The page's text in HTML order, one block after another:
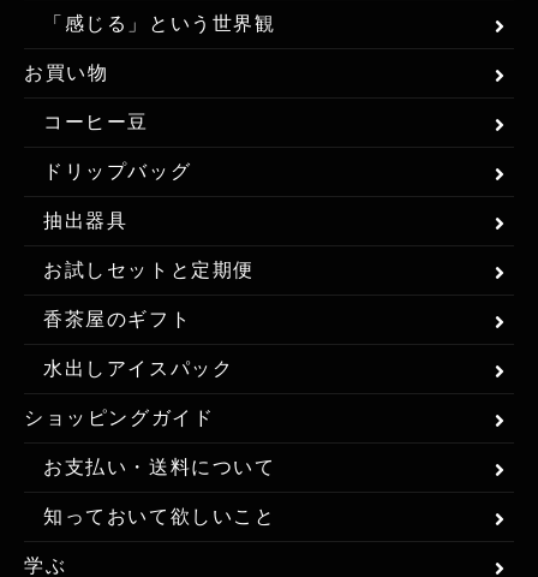
「感じる」という世界観
お買い物
コーヒー豆
ドリップバッグ
抽出器具
お試しセットと定期便
香茶屋のギフト
水出しアイスパック
ショッピングガイド
お支払い・送料について
知っておいて欲しいこと
学ぶ